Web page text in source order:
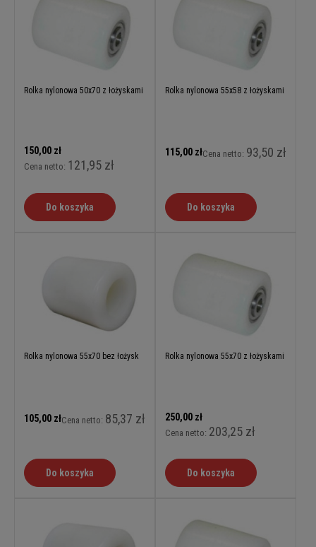
Rolka nylonowa 50x70 z łożyskami
150,00 zł
Cena netto: 121,95 zł
Do koszyka
Rolka nylonowa 55x58 z łożyskami
115,00 złCena netto: 93,50 zł
Do koszyka
Rolka nylonowa 55x70 bez łożysk
105,00 złCena netto: 85,37 zł
Do koszyka
Rolka nylonowa 55x70 z łożyskami
250,00 zł
Cena netto: 203,25 zł
Do koszyka